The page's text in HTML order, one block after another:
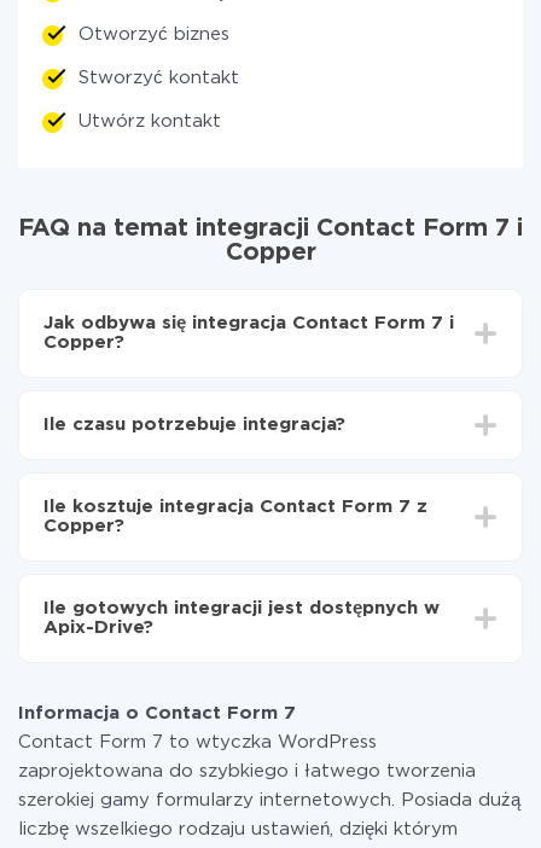
Otworzyć biznes
Stworzyć kontakt
Utwórz kontakt
FAQ na temat integracji Contact Form 7 i
Copper
Jak odbywa się integracja Contact Form 7 i
Copper?
Copper
Contact Form 7 do Copper
Ile czasu potrzebuje integracja?
od 5 do 30 minut. Konfiguracja zajmuje średnio 10-15
minut.
Ile kosztuje integracja Contact Form 7 z
Copper?
Płacisz tylko za ilość danych, która faktycznie jest
przekazywana z jednego z Twoich systemów do
w razie potrzeby przełączyć się na płatną. Więcej
informacji otaryfach.
Ile gotowych integracji jest dostępnych w
Apix-Drive?
Informacja o Contact Form 7
Contact Form 7 to wtyczka WordPress
zaprojektowana do szybkiego i łatwego tworzenia
szerokiej gamy formularzy internetowych. Posiada dużą
liczbę wszelkiego rodzaju ustawień, dzięki którym